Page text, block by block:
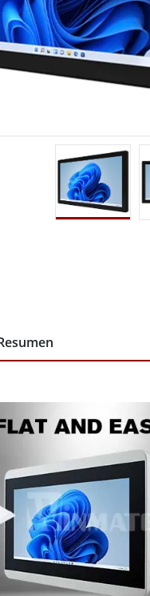
vehículo con
Tableta
Panel PC